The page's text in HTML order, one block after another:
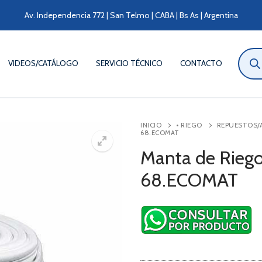
Av. Independencia 772 | San Telmo | CABA | Bs As | Argentina
VIDEOS/CATÁLOGO SERVICIO TÉCNICO CONTACTO
de
INICIO • RIEGO
REPUESTOS/
68.ECOMAT
Manta de
68.ECOMAT